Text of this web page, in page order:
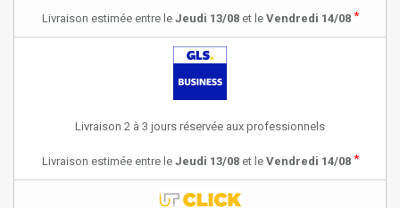
Livraison estimée entre le Jeudi 13/08et le Vendredi 14/08 *
Livraison 2 à 3 jours réservée aux professionnels
Livraison estimée entre le Jeudi 13/08et le Vendredi 14/08 *